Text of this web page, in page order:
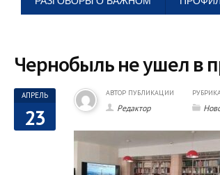
Чернобыль не ушел в
АПРЕЛЬ
23
АВТОР ПУБЛИКАЦИИ
Редактор